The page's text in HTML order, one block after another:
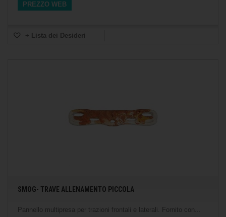
PREZZO WEB
+ Lista dei Desideri
SMOG- TRAVE ALLENAMENTO PICCOLA
Pannello multipresa per trazioni frontali e laterali. Fornito con...